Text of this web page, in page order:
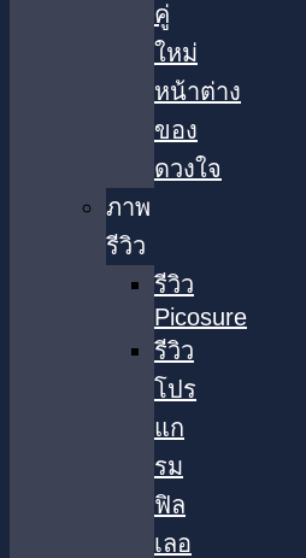
คู่
ใหม่
หน้าต่าง
ของ
ดวงใจ
ภาพ
รีวิว
รีวิว
Picosure
รีวิว
โปร
แก
รม
ฟิล
เลอ